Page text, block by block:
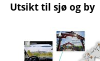
Utsikt til sjø og by